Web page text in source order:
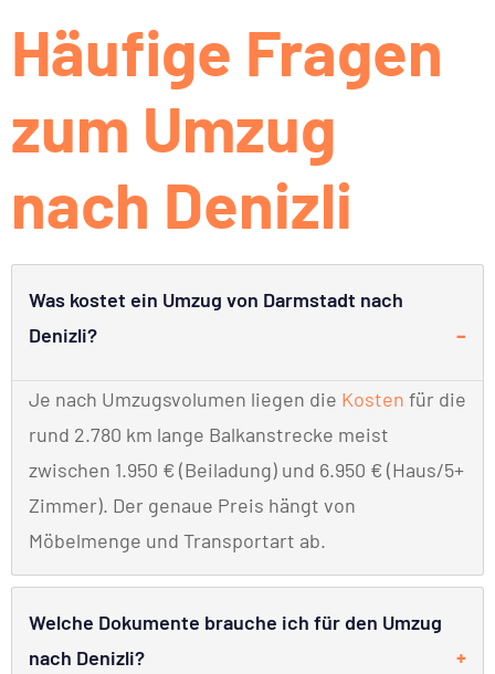
Häufige Fragen
zum Umzug
nach Denizli
Was kostet ein Umzug von Darmstadt nach
Denizli?
Je nach Umzugsvolumen liegen die Kosten für die
rund 2.780 km lange Balkanstrecke meist
zwischen 1.950 € (Beiladung) und 6.950 € (Haus/5+
Zimmer). Der genaue Preis hängt von
Möbelmenge und Transportart ab.
Welche Dokumente brauche ich für den Umzug
nach Denizli?